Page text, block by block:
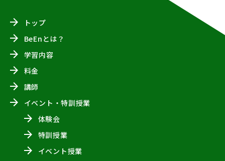
トップ
BeEnとは？
学習内容
料金
講師
イベント・特訓授業
体験会
特訓授業
イベント授業